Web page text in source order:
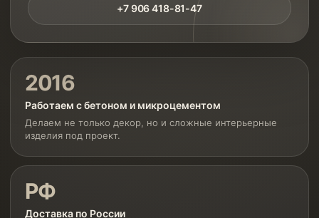
+7 906 418-81-47
2016
Работаем с бетоном и микроцементом
Делаем не только декор, но и сложные интерьерные
изделия под проект.
РФ
Доставка по России